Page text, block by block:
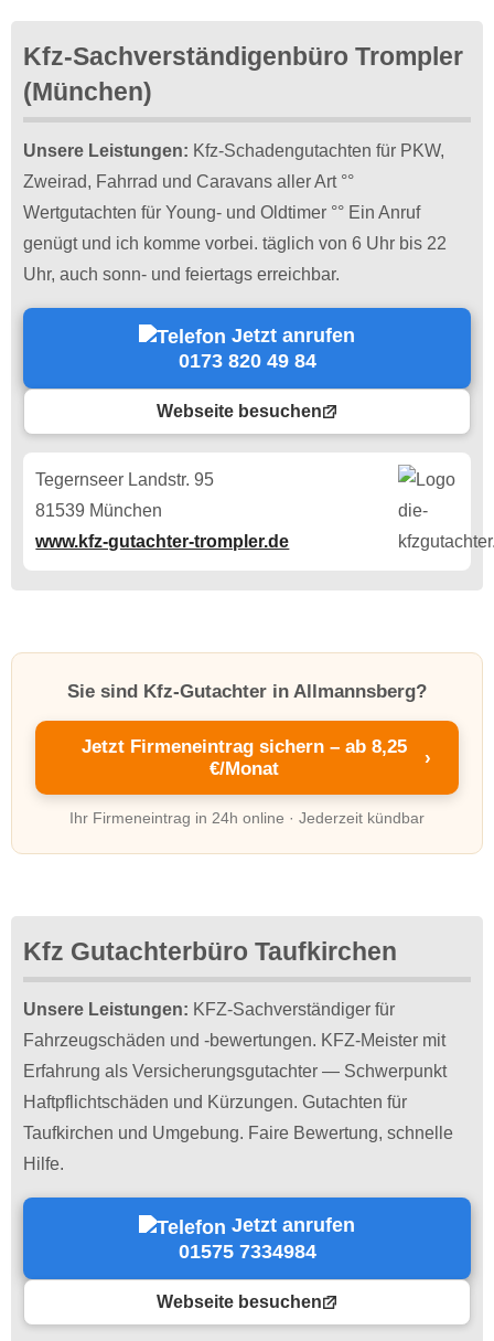
Kfz-Sachverständigenbüro Trompler
(München)
Unsere Leistungen: Kfz-Schadengutachten für PKW,
Zweirad, Fahrrad und Caravans aller Art °°
Wertgutachten für Young- und Oldtimer °° Ein Anruf
genügt und ich komme vorbei. täglich von 6 Uhr bis 22
Uhr, auch sonn- und feiertags erreichbar.
Jetzt anrufen
0173 820 49 84
Webseite besuchen
Tegernseer Landstr. 95
81539 München
www.kfz-gutachter-trompler.de
Sie sind Kfz-Gutachter in Allmannsberg?
Jetzt Firmeneintrag sichern – ab 8,25
€/Monat
›
Ihr Firmeneintrag in 24h online · Jederzeit kündbar
Kfz Gutachterbüro Taufkirchen
Unsere Leistungen: KFZ-Sachverständiger für
Fahrzeugschäden und -bewertungen. KFZ-Meister mit
Erfahrung als Versicherungsgutachter — Schwerpunkt
Haftpflichtschäden und Kürzungen. Gutachten für
Taufkirchen und Umgebung. Faire Bewertung, schnelle
Hilfe.
Jetzt anrufen
01575 7334984
Webseite besuchen